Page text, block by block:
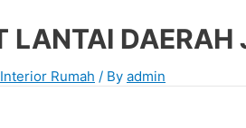
LANTAI DAERAH
Interior Rumah / By admin